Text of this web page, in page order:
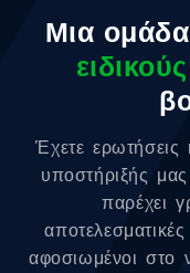
Μια
ειδικούς
Έχετε
υποστήριξής
παρέχει
αφοσιωμένοι στο